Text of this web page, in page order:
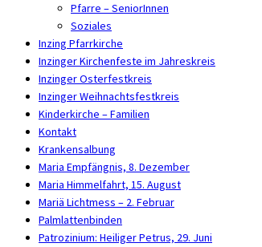
Pfarre – SeniorInnen
Soziales
Inzing Pfarrkirche
Inzinger Kirchenfeste im Jahreskreis
Inzinger Osterfestkreis
Inzinger Weihnachtsfestkreis
Kinderkirche – Familien
Kontakt
Krankensalbung
Maria Empfängnis, 8. Dezember
Maria Himmelfahrt, 15. August
Mariä Lichtmess – 2. Februar
Palmlattenbinden
Patrozinium: Heiliger Petrus, 29. Juni